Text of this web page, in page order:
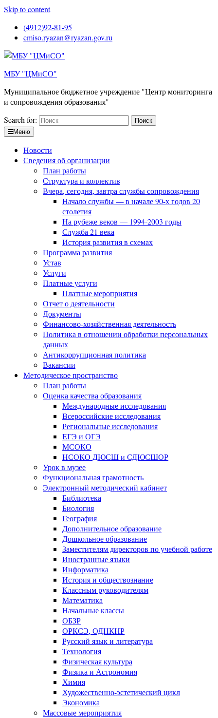
Skip to content
(4912)92-81-95
cmiso.ryazan@ryazan.gov.ru
МБУ "ЦМиСО"
Муниципальное бюджетное учреждение "Центр мониторинга
и сопровождения образования"
Search for:
Меню
Новости
Сведения об организации
План работы
Структура и коллектив
Вчера, сегодня, завтра службы сопровождения
Начало службы — в начале 90-х годов 20
столетия
На рубеже веков — 1994-2003 годы
Служба 21 века
История развития в схемах
Программа развития
Устав
Услуги
Платные услуги
Платные мероприятия
Отчет о деятельности
Документы
Финансово-хозяйственная деятельность
Политика в отношении обработки персональных
данных
Антикоррупционная политика
Вакансии
Методическое пространство
План работы
Оценка качества образования
Международные исследования
Всероссийские исследования
Региональные исследования
ЕГЭ и ОГЭ
МСОКО
НСОКО ДЮСШ и СДЮСШОР
Урок в музее
Функциональная грамотность
Электронный методический кабинет
Библиотека
Биология
География
Дополнительное образование
Дошкольное образование
Заместителям директоров по учебной работе
Иностранные языки
Информатика
История и обществознание
Классным руководителям
Математика
Начальные классы
ОБЗР
ОРКСЭ, ОДНКНР
Русский язык и литература
Технология
Физическая культура
Физика и Астрономия
Химия
Художественно-эстетический цикл
Экономика
Массовые мероприятия